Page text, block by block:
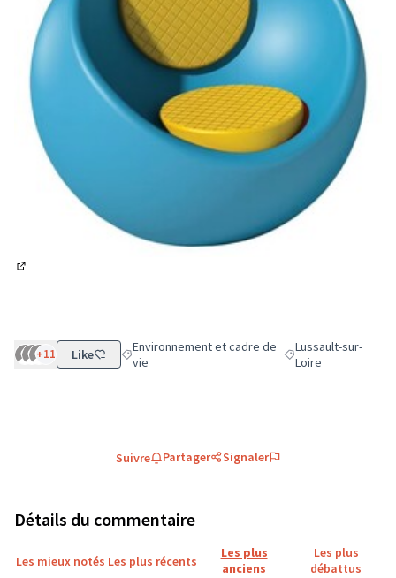
+11 Like Filtrer les résultats de la catégorie :
Environnement et cadre de
vie
Filtrer les résultats
Lussault-sur-
Loire
Suivre Partager Signaler
Détails du commentaire
Les mieux notés Les plus récents
Les plus
anciens
Les plus
débattus